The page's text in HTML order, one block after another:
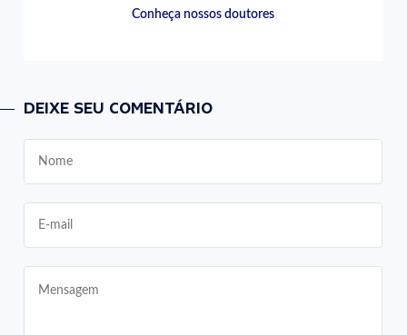
Conheça nossos doutores
DEIXE SEU COMENTÁRIO